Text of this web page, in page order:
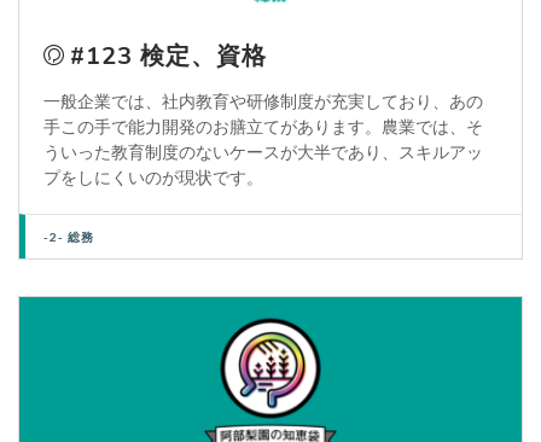
#123 検定、資格
一般企業では、社内教育や研修制度が充実しており、あの
手この手で能力開発のお膳立てがあります。農業では、そ
ういった教育制度のないケースが大半であり、スキルアッ
プをしにくいのが現状です。
-2- 総務